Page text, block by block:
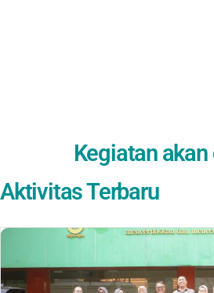
Kegiatan
Aktivitas Terbaru